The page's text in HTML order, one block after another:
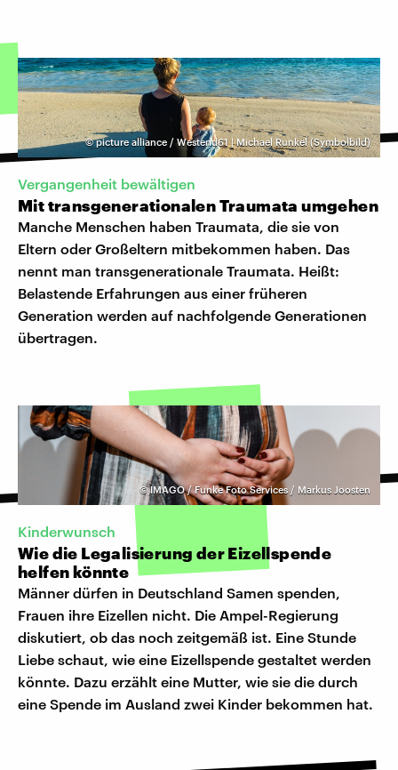
©picture alliance / Westend61 | Michael Runkel (Symbolbild)
Vergangenheit bewältigen
Mit transgenerationalen Traumata umgehen
Manche Menschen haben Traumata, die sie von
Eltern oder Großeltern mitbekommen haben. Das
nennt man transgenerationale Traumata. Heißt:
Belastende Erfahrungen aus einer früheren
Generation werden auf nachfolgende Generationen
übertragen.
©IMAGO / Funke Foto Services / Markus Joosten
Kinderwunsch
Wie die Legalisierung der Eizellspende
helfen könnte
Männer dürfen in Deutschland Samen spenden,
Frauen ihre Eizellen nicht. Die Ampel-Regierung
diskutiert, ob das noch zeitgemäß ist. Eine Stunde
Liebe schaut, wie eine Eizellspende gestaltet werden
könnte. Dazu erzählt eine Mutter, wie sie die durch
eine Spende im Ausland zwei Kinder bekommen hat.